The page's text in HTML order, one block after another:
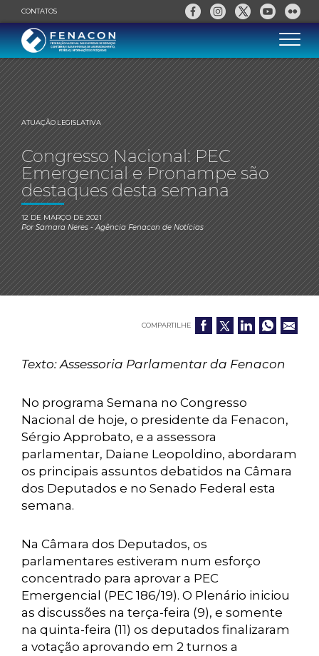
CONTATOS
ATUAÇÃO LEGISLATIVA
Congresso Nacional: PEC
Emergencial e Pronampe são
destaques desta semana
12 DE MARÇO DE 2021
PorSamara Neres- Agência Fenacon de Notícias
COMPARTILHE
Texto: Assessoria Parlamentar da Fenacon
No programa Semana no Congresso
Nacional de hoje, o presidente da Fenacon,
Sérgio Approbato, e a assessora
parlamentar, Daiane Leopoldino, abordaram
os principais assuntos debatidos na Câmara
dos Deputados e no Senado Federal esta
semana.
Na Câmara dos Deputados, os
parlamentares estiveram num esforço
concentrado para aprovar a PEC
Emergencial (PEC 186/19). O Plenário iniciou
as discussões na terça-feira (9), e somente
na quinta-feira (11) os deputados finalizaram
a votação aprovando em 2 turnos a